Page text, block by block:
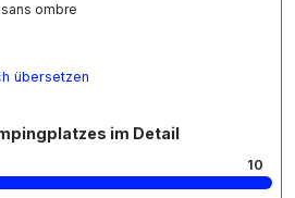
ombre
übersetzen
im Detail
10